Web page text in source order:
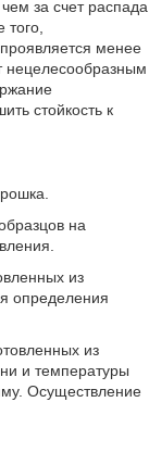
за счет распада
менее
нецелесообразным
стойкость к
на
из
определения
из
и температуры
Осуществление